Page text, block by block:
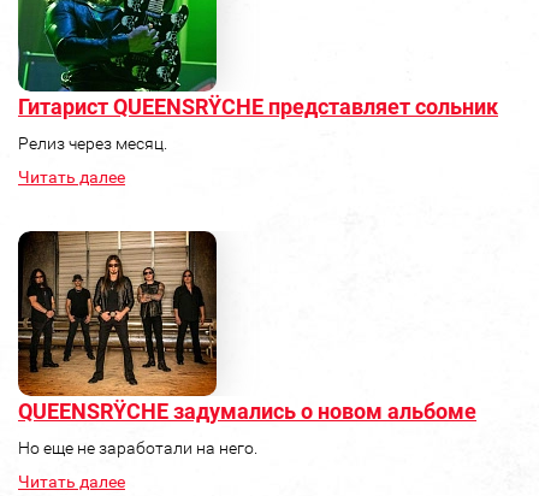
Гитарист QUEENSRŸCHE представляет сольник
Релиз через месяц.
Читать далее
QUEENSRŸCHE задумались о новом альбоме
Но еще не заработали на него.
Читать далее